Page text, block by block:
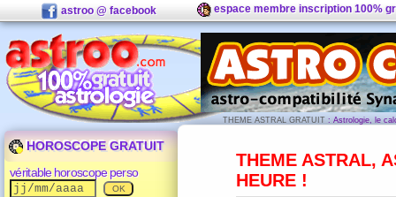
astroo @ facebook espace membre inscription 100%
THEME ASTRAL GRATUIT : Astrologie, le
HOROSCOPE GRATUIT
véritable horoscope perso
THEME ASTRAL,
HEURE !